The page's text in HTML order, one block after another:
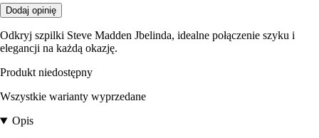
Dodaj opinię
Odkryj szpilki Steve Madden Jbelinda, idealne połączenie szyku i
elegancji na każdą okazję.
Produkt niedostępny
Wszystkie warianty wyprzedane
Opis